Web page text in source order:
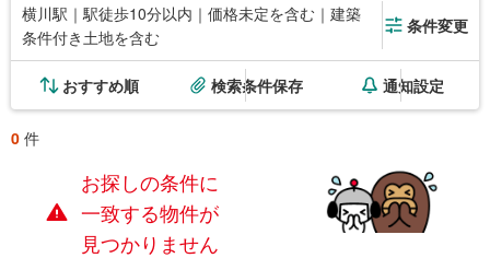
横川駅｜駅徒歩10分以内｜価格未定を含む｜建築
条件付き土地を含む
条件変更
おすすめ順 検索条件保存 通知設定
0 件
お探しの条件に
一致する物件が
見つかりません